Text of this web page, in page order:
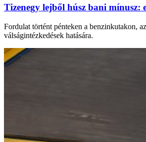
Tizenegy lejből húsz bani mínusz:
Fordulat történt pénteken a benzinkutakon,
válságintézkedések hatására.